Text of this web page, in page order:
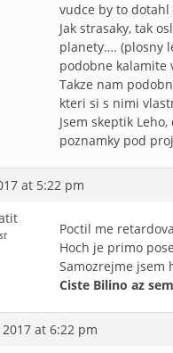
vudce by to dotahl
Jak strasaky, tak
planety…. (plosny
podobne kalamite
Takze nam
kteri si s nimi
Jsem skeptik
poznamky pod
at 5:22 pm
Poctil me
Hoch je primo
Samozrejme jsem
Ciste Bilino az
at 6:22 pm